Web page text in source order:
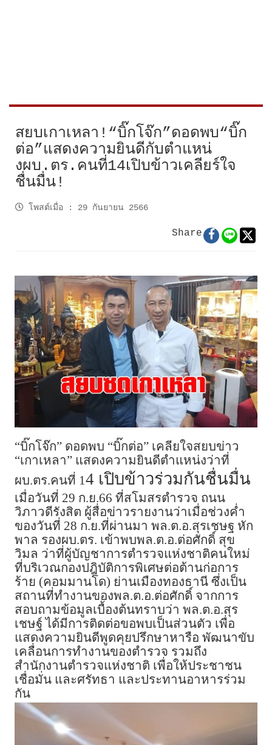
สยบเกาเหลา!“บิ๊กโจ๊ก”ดอดพบ“บิ๊ก
ต่อ”แสดงความยินดีกับตำแหน่
งผบ.ตร.คนที่14เปิบข้าวเคลียร์ใจ
ชื่นมื่น!
โพสต์เมื่อ : 29 กันยายน 2566
Share
“บิ๊กโจ๊ก” ดอดพบ “บิ๊กต่อ” เคลียใจสยบข่าว
“เกาเหลา” แสดงความยินดีตำแหน่งว่าที่
ผบ.ตร.คนที่ 14 เปิบข้าวร่วมกันชื่นมื่น
เมื่อวันที่ 29 ก.ย.66 ที่สโมสรตำรวจ ถนน
วิภาวดีรังสิต ผู้สื่อข่าวรายงานว่าเมื่อช่วงค่ำ
ของวันที่ 28 ก.ย.ที่ผ่านมา พล.ต.อ.สุรเชษฐ หัก
พาล รองผบ.ตร. เข้าพบพล.ต.อ.ต่อศักดิ์ สุข
วิมล ว่าที่ผู้บัญชาการตำรวจแห่งชาติคนใหม่
ที่บริเวณกองปฎิบัติการพิเศษต่อต้านก่อการ
ร้าย (คอมมานโด) ย่านเมืองทองธานี ซึ่งเป็น
สถานที่ทำงานของพล.ต.อ.ต่อศักดิ์ จากการ
สอบถามข้อมูลเบื้องต้นทราบว่า พล.ต.อ.สุร
เชษฐ์ ได้มีการติดต่อขอพบเป็นส่วนตัว เพื่อ
แสดงความยินดีพูดคุยปรึกษาหารือ พัฒนาขับ
เคลื่อนการทำงานของตำรวจ รวมถึง
สำนักงานตำรวจแห่งชาติ เพื่อให้ประชาชน
เชื่อมั่น และศรัทธา และประทานอาหารร่วม
กัน